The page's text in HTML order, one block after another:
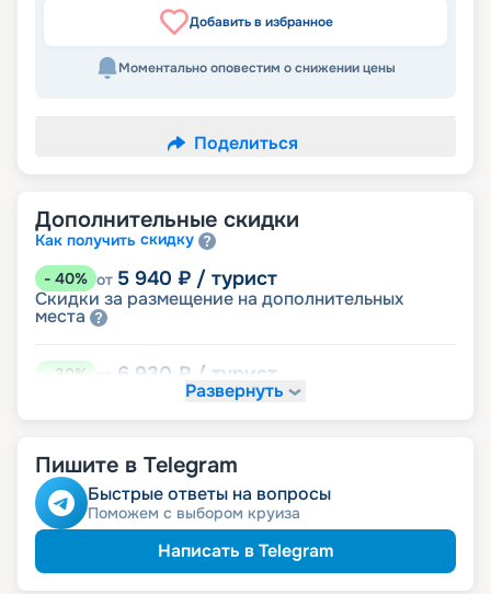
Добавить в избранное
Моментально оповестим о снижении цены
Поделиться
Дополнительные скидки
Как получить скидку
- 40% от 5 940 ₽ / турист
Скидки за размещение на дополнительных
места
30% 6 930 ₽ / турист
размещение
8 910 ₽
Скидкадетям
Скидкапенсионерам
Развернуть
Пишите в Telegram
Быстрые ответы на вопросы
Поможем с выбором круиза
Написать в Telegram